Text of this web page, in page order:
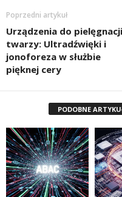
Poprzedni artykuł
Urządzenia do pielęgnacji
twarzy: Ultradźwięki i
jonoforeza w służbie
pięknej cery
PODOBNE